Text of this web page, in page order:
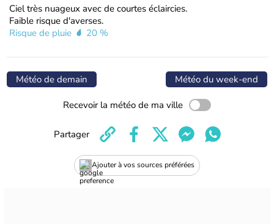
Ciel très nuageux avec de courtes éclaircies.
Faible risque d'averses.
Risque de pluie
20 %
Météo de demain Météo du week-end
Recevoir la météo de ma ville
Ajouter à vos sources préférées
Partager